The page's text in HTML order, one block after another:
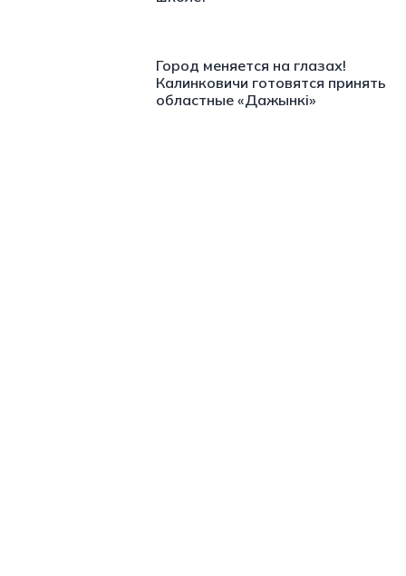
Город меняется на глазах!
Калинковичи готовятся принять
областные «Дажынкі»